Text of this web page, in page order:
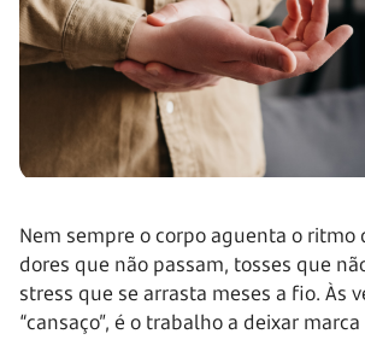
Nem sempre o corpo aguenta o ritmo
dores que não passam, tosses que
stress que se arrasta meses a fio. Às
“cansaço”, é o trabalho a deixar